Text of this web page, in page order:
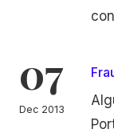
07
Dec 2013